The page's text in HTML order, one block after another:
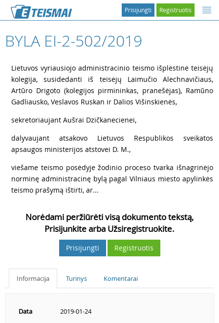
Registruotis
Prisijungti
BYLA EI-2-502/2019
Lietuvos vyriausiojo administracinio teismo išplėstinė teisėjų
kolegija, susidedanti iš teisėjų Laimučio Alechnavičiaus,
Artūro Drigoto (kolegijos pirmininkas, pranešėjas), Ramūno
Gadliausko, Veslavos Ruskan ir Dalios Višinskienės,
sekretoriaujant Aušrai Dzičkanecienei,
dalyvaujant atsakovo Lietuvos Respublikos sveikatos
apsaugos ministerijos atstovei D. M.,
viešame teismo posėdyje žodinio proceso tvarka išnagrinėjo
norminę administracinę bylą pagal Vilniaus miesto apylinkės
teismo prašymą ištirti, ar...
Norėdami peržiūrėti visą dokumento tekstą,
Prisijunkite arba Užsiregistruokite.
Prisijungti Registruotis
Informacija Turinys Komentarai
Data
2019-01-24